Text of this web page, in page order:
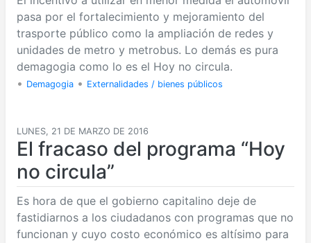
pasa por el fortalecimiento y mejoramiento del
trasporte público como la ampliación de redes y
unidades de metro y metrobus. Lo demás es pura
demagogia como lo es el Hoy no circula.
• Demagogia • Externalidades / bienes públicos
LUNES, 21 DE MARZO DE 2016
El fracaso del programa “Hoy
no circula”
Es hora de que el gobierno capitalino deje de
fastidiarnos a los ciudadanos con programas que no
funcionan y cuyo costo económico es altísimo para